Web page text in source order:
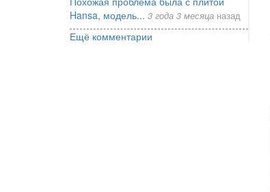
Hansa, модель... 3 года 3 месяца назад
Ещё комментарии